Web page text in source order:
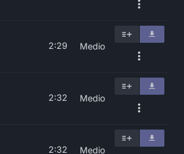
2:29 Medio
2:32 Medio
2:32 Medio